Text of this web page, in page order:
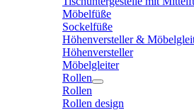
Möbelfüße
Sockelfüße
Höhenversteller &
Höhenversteller
Möbelgleiter
Rollen
Rollen
Rollen design